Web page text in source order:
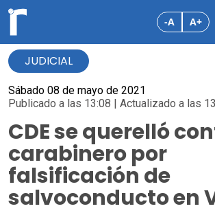
-A A+
JUDICIAL
Sábado 08 de mayo de 2021
Publicado a las 13:08 | Actualizado a las
CDE se querelló
carabinero por
falsificación de
salvoconducto en